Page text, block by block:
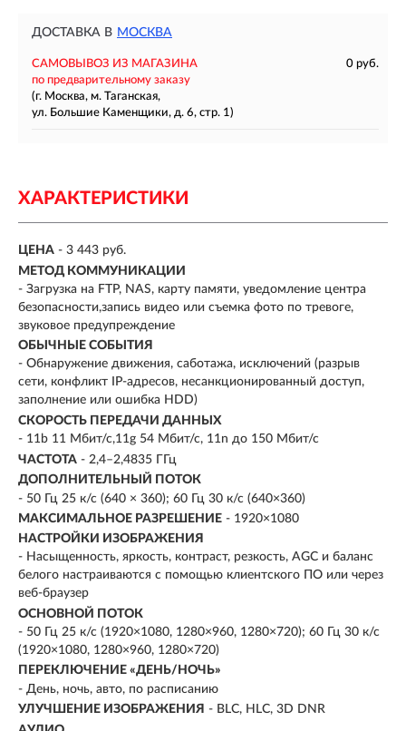
ДОСТАВКА В МОСКВА
САМОВЫВОЗ ИЗ МАГАЗИНА
0 руб.
по предварительному заказу
(г. Москва, м. Таганская,
ул. Большие Каменщики, д. 6, стр. 1)
ХАРАКТЕРИСТИКИ
ЦЕНА - 3 443 руб.
МЕТОД КОММУНИКАЦИИ
- Загрузка на FTP, NAS, карту памяти, уведомление центра
безопасности,запись видео или съемка фото по тревоге,
звуковое предупреждение
ОБЫЧНЫЕ СОБЫТИЯ
- Обнаружение движения, саботажа, исключений (разрыв
сети, конфликт IP-адресов, несанкционированный доступ,
заполнение или ошибка HDD)
СКОРОСТЬ ПЕРЕДАЧИ ДАННЫХ
- 11b 11 Мбит/с,11g 54 Мбит/с, 11n до 150 Мбит/с
ЧАСТОТА - 2,4–2,4835 ГГц
ДОПОЛНИТЕЛЬНЫЙ ПОТОК
- 50 Гц 25 к/с (640 × 360); 60 Гц 30 к/с (640×360)
МАКСИМАЛЬНОЕ РАЗРЕШЕНИЕ - 1920×1080
НАСТРОЙКИ ИЗОБРАЖЕНИЯ
- Насыщенность, яркость, контраст, резкость, AGC и баланс
белого настраиваются с помощью клиентского ПО или через
веб-браузер
ОСНОВНОЙ ПОТОК
- 50 Гц 25 к/с (1920×1080, 1280×960, 1280×720); 60 Гц 30 к/с
(1920×1080, 1280×960, 1280×720)
ПЕРЕКЛЮЧЕНИЕ «ДЕНЬ/НОЧЬ»
- День, ночь, авто, по расписанию
УЛУЧШЕНИЕ ИЗОБРАЖЕНИЯ - BLC, HLC, 3D DNR